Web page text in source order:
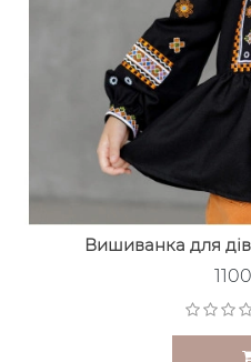
Вишиванка для